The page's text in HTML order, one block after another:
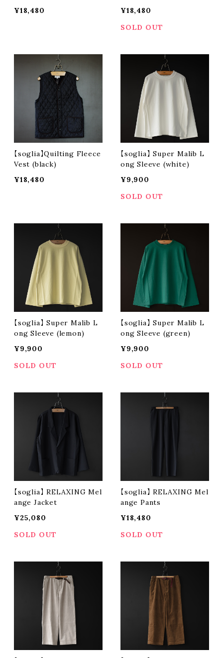
¥18,480
¥18,480
SOLD OUT
【soglia】Quilting Fleece
Vest (black)
¥18,480
【soglia】 Super Malib L
ong Sleeve (white)
¥9,900
SOLD OUT
【soglia】 Super Malib L
ong Sleeve (lemon)
¥9,900
SOLD OUT
【soglia】 Super Malib L
ong Sleeve (green)
¥9,900
SOLD OUT
【soglia】 RELAXING Mel
ange Jacket
¥25,080
SOLD OUT
【soglia】 RELAXING Mel
ange Pants
¥18,480
SOLD OUT